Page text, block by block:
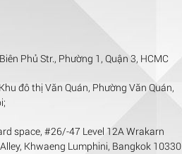
Phủ Str., Phường 1, Quận 3, HCMC
đô thị Văn Quán, Phường Văn Quán,
space, #26/-47 Level 12A Wrakarn
Khwaeng Lumphini, Bangkok 10330